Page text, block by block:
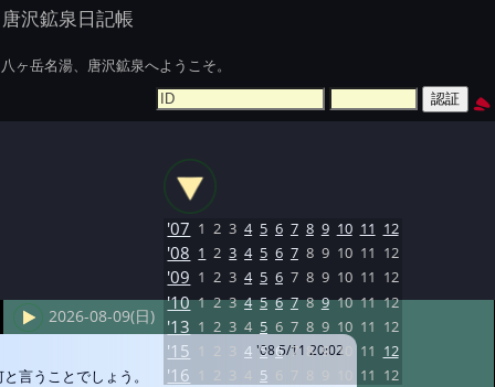
唐沢鉱泉日記帳
八ヶ岳名湯、唐沢鉱泉へようこそ。
2026-08-09(日)
'08 5/11 20:02
と言うことでしょう。
'07 1 2 3 4 5 6 7 8 9 10 11 12
'08 1 2 3 4 5 6 7 8 9 10 11 12
'09 1 2 3 4 5 6 7 8 9 10 11 12
'10 1 2 3 4 5 6 7 8 9 10 11 12
'13 1 2 3 4 5 6 7 8 9 10 11 12
'15 1 2 3 4 5 6 7 8 9 10 11 12
'16 1 2 3 4 5 6 7 11 12